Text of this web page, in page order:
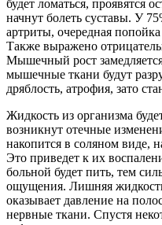
будет ломаться, проявятся
начнут болеть суставы. У
артриты, очередная
Также выражено
Мышечный рост
мышечные ткани будут
дряблость, атрофия, зато
Жидкость из организма
возникнут отечные
накопится в соляном виде,
Это приведет к их
больной будет пить, тем
ощущения. Лишняя
оказывает давление на
нервные ткани. Спустя